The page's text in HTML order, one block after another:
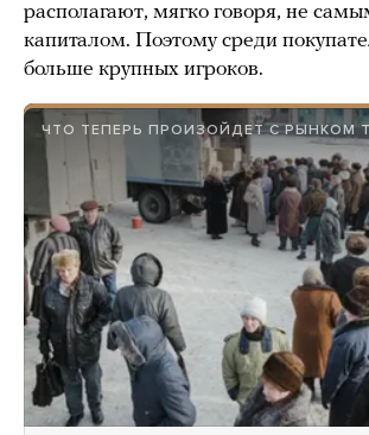
располагают, мягко говоря, не
капиталом. Поэтому среди
больше крупных игроков.
ЧТО ТЕПЕРЬ ПРОИЗОЙДЕТ С РЫНКОМ